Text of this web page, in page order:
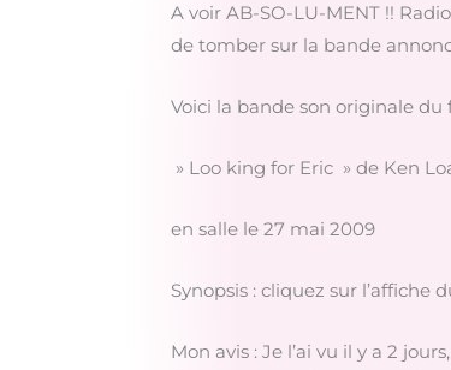
A voir AB-SO-LU-MENT !!
de tomber sur la bande
Voici la bande son originale
» Loo king for Eric » de Ken
en salle le 27 mai 2009
Synopsis : cliquez sur l’affiche
Mon avis : Je l’ai vu il y a 2